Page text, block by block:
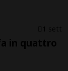
1 sett
in quattro